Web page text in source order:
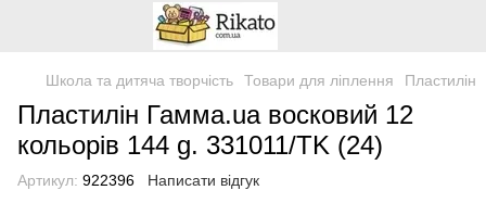
Школа та дитяча творчість Товари для ліплення Пластилін
Пластилін Гамма.ua восковий 12
кольорів 144 g. 331011/TK (24)
Артикул: 922396 Написати відгук